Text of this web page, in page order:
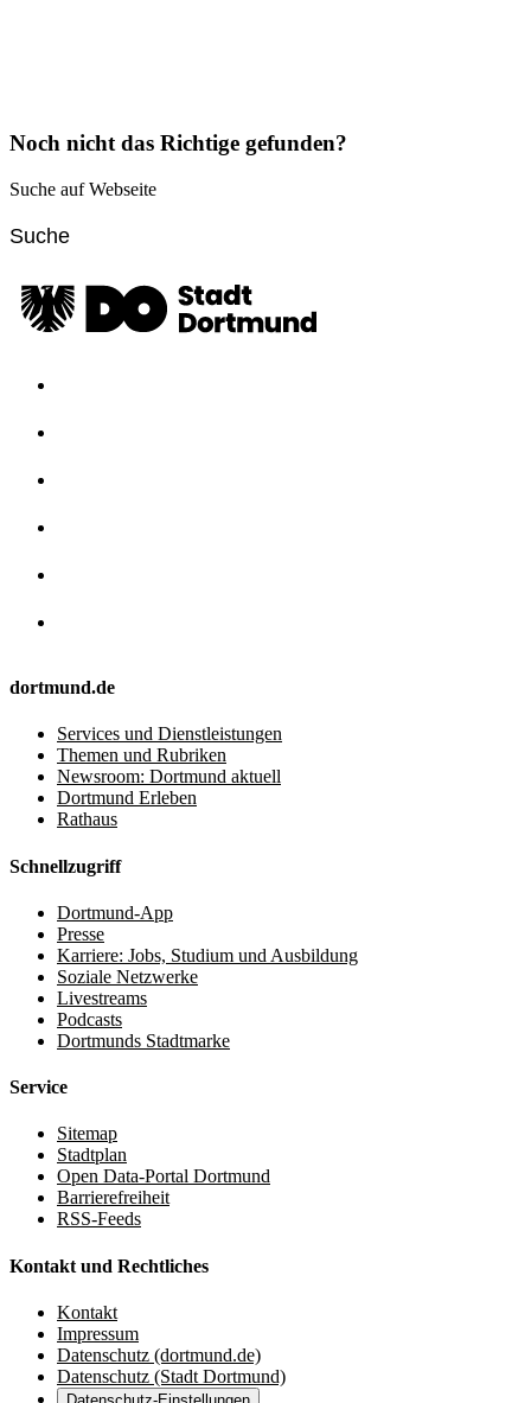
Noch nicht das Richtige gefunden?
Suche auf Webseite
dortmund.de
Services und Dienstleistungen
Themen und Rubriken
Newsroom: Dortmund aktuell
Dortmund Erleben
Rathaus
Schnellzugriff
Dortmund-App
Presse
Karriere: Jobs, Studium und Ausbildung
Soziale Netzwerke
Livestreams
Podcasts
Dortmunds Stadtmarke
Service
Sitemap
Stadtplan
Open Data-Portal Dortmund
Barrierefreiheit
RSS-Feeds
Kontakt und Rechtliches
Kontakt
Impressum
Datenschutz (dortmund.de)
Datenschutz (Stadt Dortmund)